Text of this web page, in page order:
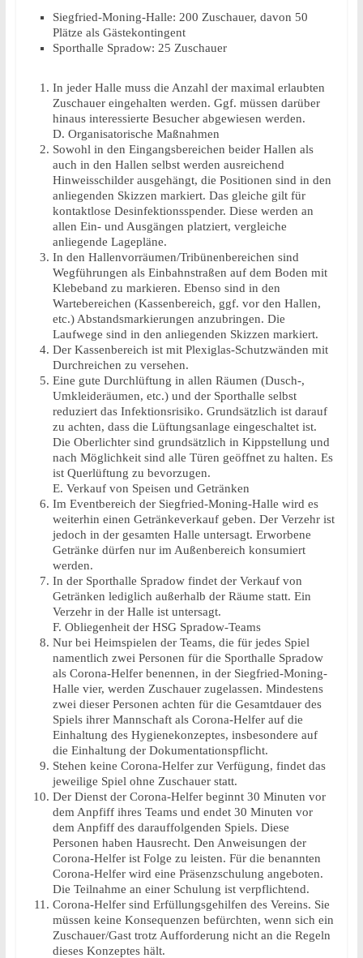
Siegfried-Moning-Halle: 200 Zuschauer, davon 50
Plätze als Gästekontingent
Sporthalle Spradow: 25 Zuschauer
In jeder Halle muss die Anzahl der maximal erlaubten
Zuschauer eingehalten werden. Ggf. müssen darüber
hinaus interessierte Besucher abgewiesen werden.
D. Organisatorische Maßnahmen
Sowohl in den Eingangsbereichen beider Hallen als
auch in den Hallen selbst werden ausreichend
Hinweisschilder ausgehängt, die Positionen sind in den
anliegenden Skizzen markiert. Das gleiche gilt für
kontaktlose Desinfektionsspender. Diese werden an
allen Ein- und Ausgängen platziert, vergleiche
anliegende Lagepläne.
In den Hallenvorräumen/Tribünenbereichen sind
Wegführungen als Einbahnstraßen auf dem Boden mit
Klebeband zu markieren. Ebenso sind in den
Wartebereichen (Kassenbereich, ggf. vor den Hallen,
etc.) Abstandsmarkierungen anzubringen. Die
Laufwege sind in den anliegenden Skizzen markiert.
Der Kassenbereich ist mit Plexiglas-Schutzwänden mit
Durchreichen zu versehen.
Eine gute Durchlüftung in allen Räumen (Dusch-,
Umkleideräumen, etc.) und der Sporthalle selbst
reduziert das Infektionsrisiko. Grundsätzlich ist darauf
zu achten, dass die Lüftungsanlage eingeschaltet ist.
Die Oberlichter sind grundsätzlich in Kippstellung und
nach Möglichkeit sind alle Türen geöffnet zu halten. Es
ist Querlüftung zu bevorzugen.
E. Verkauf von Speisen und Getränken
Im Eventbereich der Siegfried-Moning-Halle wird es
weiterhin einen Getränkeverkauf geben. Der Verzehr ist
jedoch in der gesamten Halle untersagt. Erworbene
Getränke dürfen nur im Außenbereich konsumiert
werden.
In der Sporthalle Spradow findet der Verkauf von
Getränken lediglich außerhalb der Räume statt. Ein
Verzehr in der Halle ist untersagt.
F. Obliegenheit der HSG Spradow-Teams
Nur bei Heimspielen der Teams, die für jedes Spiel
namentlich zwei Personen für die Sporthalle Spradow
als Corona-Helfer benennen, in der Siegfried-Moning-
Halle vier, werden Zuschauer zugelassen. Mindestens
zwei dieser Personen achten für die Gesamtdauer des
Spiels ihrer Mannschaft als Corona-Helfer auf die
Einhaltung des Hygienekonzeptes, insbesondere auf
die Einhaltung der Dokumentationspflicht.
Stehen keine Corona-Helfer zur Verfügung, findet das
jeweilige Spiel ohne Zuschauer statt.
Der Dienst der Corona-Helfer beginnt 30 Minuten vor
dem Anpfiff ihres Teams und endet 30 Minuten vor
dem Anpfiff des darauffolgenden Spiels. Diese
Personen haben Hausrecht. Den Anweisungen der
Corona-Helfer ist Folge zu leisten. Für die benannten
Corona-Helfer wird eine Präsenzschulung angeboten.
Die Teilnahme an einer Schulung ist verpflichtend.
Corona-Helfer sind Erfüllungsgehilfen des Vereins. Sie
müssen keine Konsequenzen befürchten, wenn sich ein
Zuschauer/Gast trotz Aufforderung nicht an die Regeln
dieses Konzeptes hält.